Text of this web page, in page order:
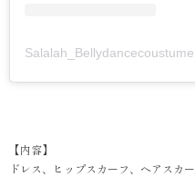
【内容】
ドレス、ヒップスカーフ、ヘアスカ